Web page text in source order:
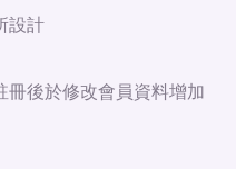
設計
後於修改會員資料增加